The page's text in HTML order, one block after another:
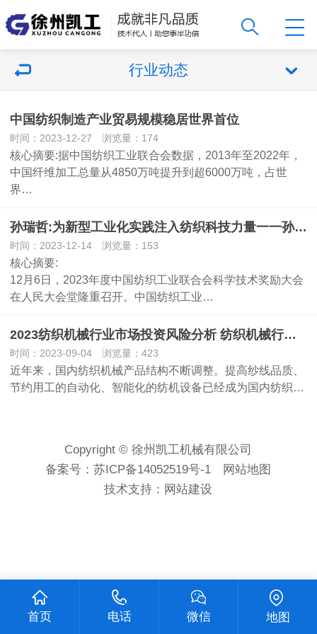
行业动态
中国纺织制造产业贸易规模稳居世界首位
时间：2023-12-27 浏览量：174
核心摘要:据中国纺织工业联合会数据，2013年至2022年，
中国纤维加工总量从4850万吨提升到超6000万吨，占世
界…
孙瑞哲:为新型工业化实践注入纺织科技力量一一孙瑞哲在2023年度中国 纺织工业联合会科学技术奖励大会上讲话
时间：2023-12-14 浏览量：153
核心摘要:
12月6日，2023年度中国纺织工业联合会科学技术奖励大会
在人民大会堂隆重召开。中国纺织工业…
2023纺织机械行业市场投资风险分析 纺织机械行业竞争分析
时间：2023-09-04 浏览量：423
近年来，国内纺织机械产品结构不断调整。提高纱线品质、
节约用工的自动化、智能化的纺机设备已经成为国内纺织…
Copyright © 徐州凯工机械有限公司
备案号：苏ICP备14052519号-1
网站地图
技术支持： 网站建设
首页 电话 微信 地图